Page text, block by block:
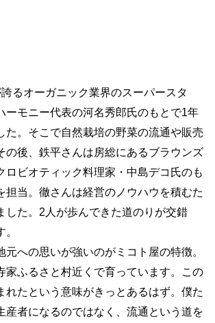
るオーガニック業界のスーパースタ
ーモニー代表の河名秀郎氏のもとで1年
た。そこで自然栽培の野菜の流通や販売
の後、鉄平さんは房総にあるブラウンズ
ロビオティック料理家・中島デコ氏のも
担当。徹さんは経営のノウハウを積むた
した。2人が歩んできた道のりが交錯
元への思いが強いのがミコト屋の特徴。
家ふるさと村近くで育っています。この
れたという意味がきっとあるはず。僕た
産者になるのではなく、流通という道を